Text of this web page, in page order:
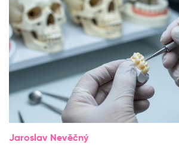
Jaroslav Nevěčný